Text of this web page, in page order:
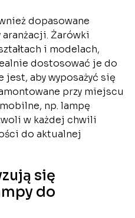
dopasowane
Żarówki
i modelach,
dostosować je do
jest, aby wyposażyć się
przy miejscu
np. lampę
w każdej chwili
do aktualnej
się
do